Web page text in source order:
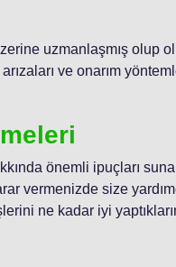
uzmanlaşmış olup
ve onarım
önemli ipuçları
vermenizde size
ne kadar iyi